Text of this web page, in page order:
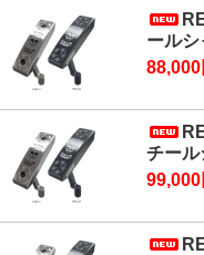
ールシ
チール